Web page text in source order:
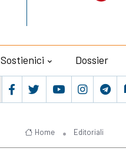
Sostienici Dossier
Home Editoriali